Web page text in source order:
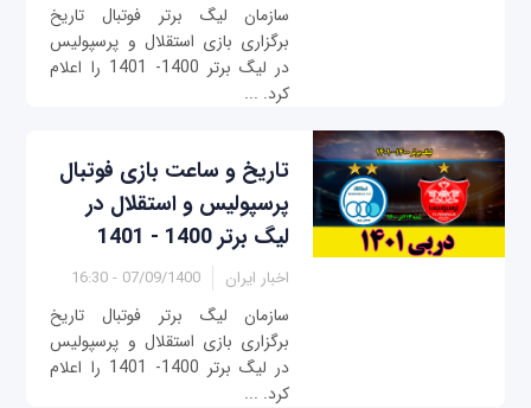
سازمان لیگ برتر فوتبال تاریخ
برگزاری بازی استقلال و پرسپولیس
در لیگ برتر 1400- 1401 را اعلام
کرد. ...
تاریخ و ساعت بازی فوتبال
پرسپولیس و استقلال در
لیگ برتر 1400 - 1401
اخبار ایران 07/09/1400 - 16:30
سازمان لیگ برتر فوتبال تاریخ
برگزاری بازی استقلال و پرسپولیس
در لیگ برتر 1400- 1401 را اعلام
کرد. ...